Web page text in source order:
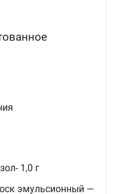
1,0 г
эмульсионный —